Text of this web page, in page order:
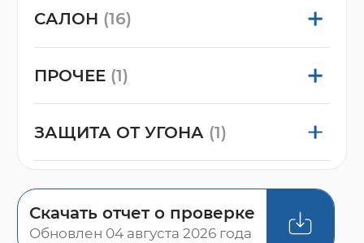
САЛОН (16)
ПРОЧЕЕ (1)
ЗАЩИТА ОТ УГОНА (1)
Скачать отчет о проверке
Обновлен 04 августа 2026 года